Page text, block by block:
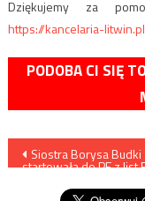
Dziękujemy za
https://kancelaria-litwin.pl
PODOBA CI SIĘ
Nawigacja
wpisu
Siostra Borysa Budki
startowała do PE z list